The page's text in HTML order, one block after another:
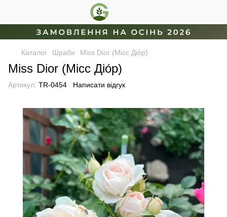
Каталог Шраби Miss Dior (Місс Діо́р)
Miss Dior (Місс Діо́р)
Артикул: TR-0454 Написати відгук